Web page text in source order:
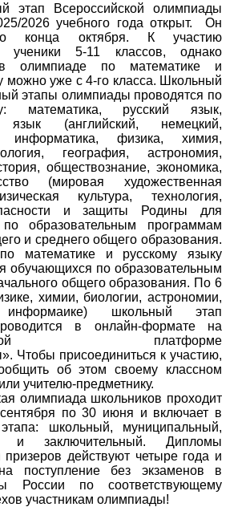
Всероссийской олимпиады
2026 учебного года открыт. Он
конца октября. К участию
ученики 5-11 классов, однако
в олимпиаде по математике и
можно уже с 4-го класса. Школьный
этапы олимпиады проводятся по
математика, русский язык,
язык (английский, немецкий,
информатика, физика, химия,
география, астрономия,
обществознание, экономика,
(мировая художественная
культура, технология,
и защиты Родины для
образовательным программам
и среднего общего образования.
математике и русскому языку
обучающихся по образовательным
общего образования. По 6
химии, биологии, астрономии,
информаике) школьный этап
в онлайн-формате на
платформе
Чтобы присоединиться к участию,
об этом своему классном
учителю-предметнику.
олимпиада школьников проходит
по 30 июня и включает в
школьный, муниципальный,
и заключительный. Дипломы
призеров действуют четыре года и
поступление без экзаменов в
России по соответствующему
участникам олимпиады!